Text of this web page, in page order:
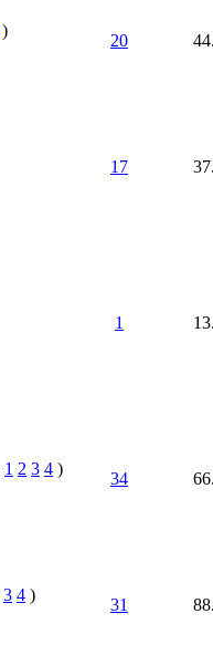
)
20
17
1
1 2 3 4 )
34
3 4 )
31